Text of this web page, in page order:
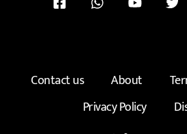
Contact us About
Privacy Policy